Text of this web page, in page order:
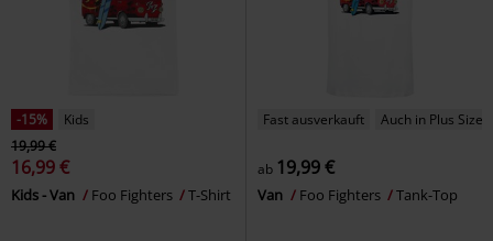
-15%
Kids
19,99 €
16,99 €
Kids - Van Foo Fighters T-Shirt
Fast ausverkauft Auch in Plus Size
ab 19,99 €
Van Foo Fighters Tank-Top